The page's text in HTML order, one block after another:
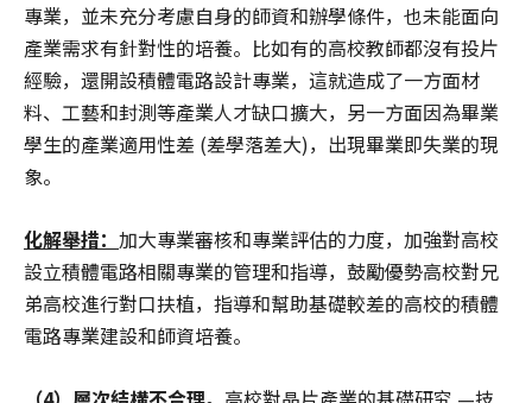
專業，並未充分考慮自身的師資和辦學條件，也未能面向
產業需求有針對性的培養。比如有的高校教師都沒有投片
經驗，還開設積體電路設計專業，這就造成了一方面材
料、工藝和封測等產業人才缺口擴大，另一方面因為畢業
學生的產業適用性差 (差學落差大)，出現畢業即失業的現
象。
化解舉措： 加大專業審核和專業評估的力度，加強對高校
設立積體電路相關專業的管理和指導，鼓勵優勢高校對兄
弟高校進行對口扶植，指導和幫助基礎較差的高校的積體
電路專業建設和師資培養。